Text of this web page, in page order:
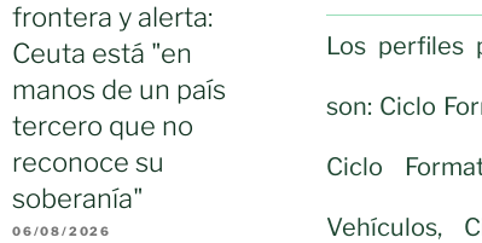
frontera y alerta:
Ceuta está "en
manos de un país
tercero que no
reconoce su
soberanía"
06/08/2026
Los perfiles
son: Ciclo
Ciclo
Vehículos,